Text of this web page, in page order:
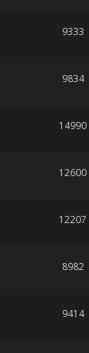
9333
9834
14990
12600
12207
8982
9414